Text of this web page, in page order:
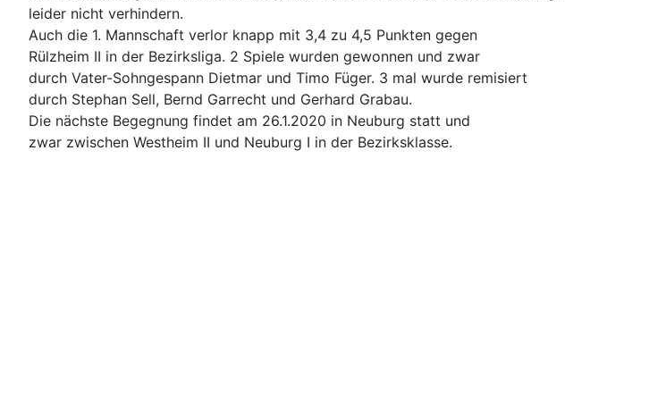
leider nicht verhindern.
Auch die 1. Mannschaft verlor knapp mit 3,4 zu 4,5 Punkten gegen
Rülzheim II in der Bezirksliga. 2 Spiele wurden gewonnen und zwar
durch Vater-Sohngespann Dietmar und Timo Füger. 3 mal wurde remisiert
durch Stephan Sell, Bernd Garrecht und Gerhard Grabau.
Die nächste Begegnung findet am 26.1.2020 in Neuburg statt und
zwar zwischen Westheim II und Neuburg I in der Bezirksklasse.